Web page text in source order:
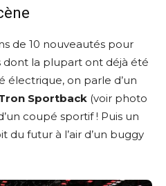
de 10 nouveautés pour
la plupart ont déjà été
électrique, on parle d’un
Sportback (voir photo
coupé sportif ! Puis un
futur à l’air d’un buggy